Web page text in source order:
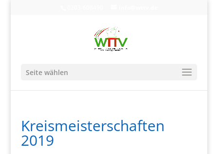
Seite wählen
Kreismeisterschaften
2019